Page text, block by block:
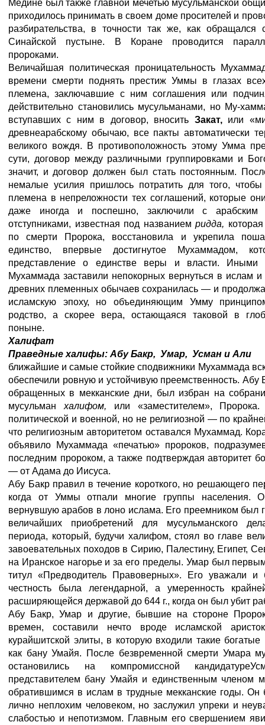
Медине был также главной мечетью мусульманской
приходилось принимать в своем доме просителей и
разбирательства, в точности так же, как
Синайской пустыне. В Коране проводится
пророками.
Величайшая политическая проницательность
времени смерти поднять престиж Уммы в глазах
племена, заключавшие с ним соглашения или
действительно становились мусульманами, но Му-
вступавших с ним в договор, вносить Закат, или
древнеарабскому обычаю, все пакты автоматически
великого вождя. В противоположность этому Умма
сути, договор между различными группировками и
значит, и договор должен был стать постоянным.
немалые усилия пришлось потратить для того, чтобы
племена в непреложности тех соглашений, которые
даже иногда и поспешно, заключили с
отступниками, известная под названием ридда,
по смерти Пророка, восстановила и укрепила
единство, впервые достигнутое Мухаммадом,
представление о единстве веры и власти. Иными
Мухаммада заставили непокорных вернуться в ислам
древних племенных обычаев сохранилась — и
исламскую эпоху, но объединяющим Умму
родство, а скорее вера, остающаяся таковой в
поныне.
Халифат
Праведные халифы: Абу Бакр, Умар, Усман и Али
ближайшие и самые стойкие сподвижники Мухаммада
обеспечили ровную и устойчивую преемственность. Абу
обращенных в мекканские дни, был избран на
мусульман халифом, или «заместителем»,
политической и военной, но не религиозной — по
что религиозным авторитетом оставался Мухаммад.
объявило Мухаммада «печатью» пророков,
последним пророком, а также подтверждая авторитет
— от Адама до Иисуса.
Абу Бакр правил в течение короткого, но решающего
когда от Уммы отпали многие группы населения.
вернувшую арабов в лоно ислама. Его преемником был
величайших приобретений для мусульманского
периода, который, будучи халифом, стоял во главе
завоевательных походов в Сирию, Палестину, Египет,
на Иранское нагорье и за его пределы. Умар был
титул «Предводитель Правоверных». Его уважали и
честность была легендарной, а умеренность
расширяющейся державой до 644 г., когда он был убит
Абу Бакр, Умар и другие, бывшие на стороне
времен, составили нечто вроде исламской
курайшитской элиты, в которую входили такие
как бану Умайя. После безвременной смерти Умара
остановились на компромиссной
представителем бану Умайя и единственным членом
обратившимся в ислам в трудные мекканские годы. Он
лично неплохим человеком, но заслужил упреки и
слабостью и непотизмом. Главным его свершением